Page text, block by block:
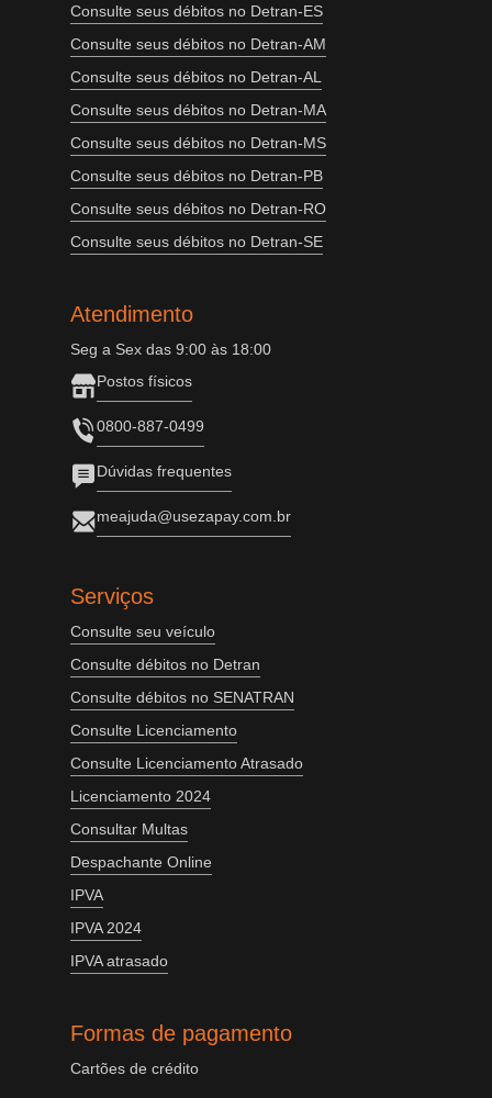
Consulte seus débitos no Detran-ES
Consulte seus débitos no Detran-AM
Consulte seus débitos no Detran-AL
Consulte seus débitos no Detran-MA
Consulte seus débitos no Detran-MS
Consulte seus débitos no Detran-PB
Consulte seus débitos no Detran-RO
Consulte seus débitos no Detran-SE
Atendimento
Seg a Sex das 9:00 às 18:00
Postos físicos
0800-887-0499
Dúvidas frequentes
meajuda@usezapay.com.br
Serviços
Consulte seu veículo
Consulte débitos no Detran
Consulte débitos no SENATRAN
Consulte Licenciamento
Consulte Licenciamento Atrasado
Licenciamento 2024
Consultar Multas
Despachante Online
IPVA
IPVA 2024
IPVA atrasado
Formas de pagamento
Cartões de crédito